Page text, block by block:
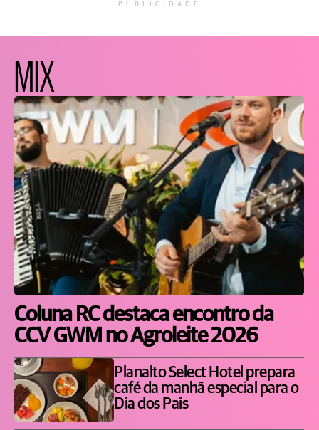
PUBLICIDADE
MIX
Coluna RC destaca encontro da
CCV GWM no Agroleite 2026
Planalto Select Hotel prepara
café da manhã especial para o
Dia dos Pais